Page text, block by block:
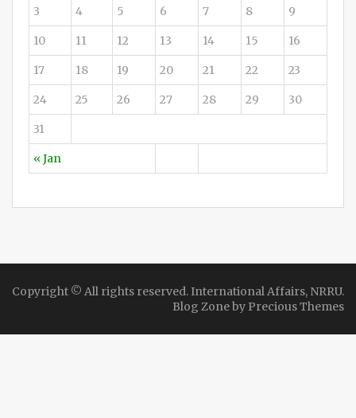
« Jan
3 4 5 6 7 8 9
10 11 12 13 14 15 16
17 18 19 20 21 22 23
24 25 26 27 28 29 30
31
Copyright © All rights reserved. International Affairs, NRRU.
Blog Zone by Precious Themes